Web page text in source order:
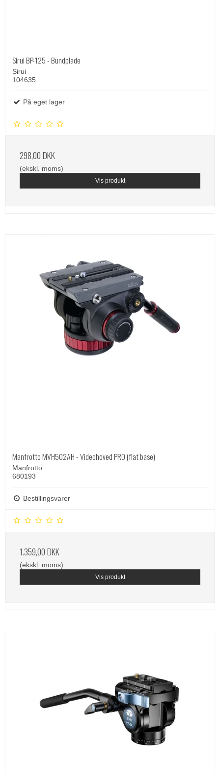
Sirui BP-125 - Bundplade
Sirui
104635
På eget lager
298,00 DKK
(ekskl. moms)
Vis produkt
Manfrotto MVH502AH - Videohoved PRO (flat base)
Manfrotto
680193
Bestillingsvarer
1.359,00 DKK
(ekskl. moms)
Vis produkt